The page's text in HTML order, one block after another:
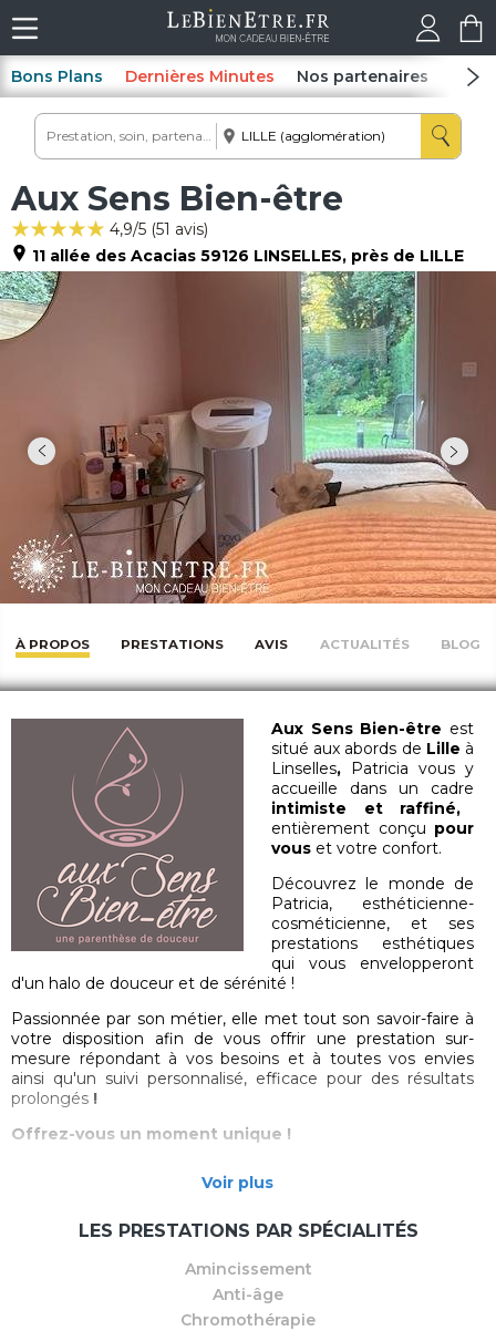
Bons Plans Dernières Minutes Nos partenaires Spas
Aux Sens Bien-être
4,9/5 (51 avis)
11 allée des Acacias 59126 LINSELLES, près de LILLE
À PROPOS PRESTATIONS AVIS ACTUALITÉS BLOG
Aux Sens Bien-être est
situé aux abords de Lille à
Linselles, Patricia vous y
accueille dans un cadre
intimiste et raffiné,
entièrement conçu pour
vous et votre confort.
Découvrez le monde de
Patricia, esthéticienne-
cosméticienne, et ses
prestations esthétiques
qui vous envelopperont
d'un halo de douceur et de sérénité !
Passionnée par son métier, elle met tout son savoir-faire à
votre disposition afin de vous offrir une prestation sur-
mesure répondant à vos besoins et à toutes vos envies
ainsi qu'un suivi personnalisé, efficace pour des résultats
prolongés !
Offrez-vous un moment unique !
technologies avancées et expertise
expérience de soin inégalée :
- La cryolipolyse augmentée
- Le laser diode focalisé +PRM
Voir plus
LES PRESTATIONS PAR SPÉCIALITÉS
Amincissement
Anti-âge
Chromothérapie